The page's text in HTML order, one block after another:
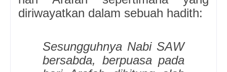
diriwayatkan dalam sebuah hadith:
Sesungguhnya Nabi SAW
bersabda, berpuasa pada